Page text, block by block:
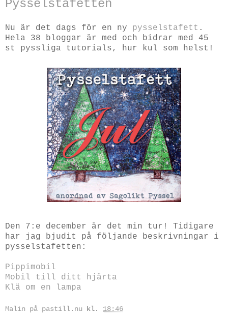
Pysselstafetten
Nu är det dags för en ny pysselstafett .
Hela 38 bloggar är med och bidrar med 45
st pyssliga tutorials, hur kul som helst!
Den 7:e december är det min tur! Tidigare
har jag bjudit på följande beskrivningar i
pysselstafetten:
Pippimobil
Mobil till ditt hjärta
Klä om en lampa
Malin på pastill.nu kl. 18:46